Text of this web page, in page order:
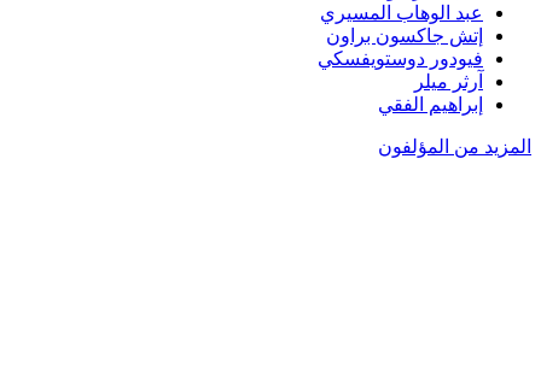
عبد الوهاب المسيري
إتش جاكسون براون
فيودور دوستويفسكي
آرثر ميلر
إبراهيم الفقي
المزيد من المؤلفون